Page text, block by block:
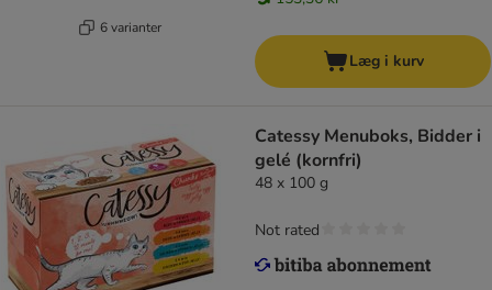
6 varianter
Læg i kurv
Catessy Menuboks, Bidder i
gelé (kornfri)
48 x 100 g
Not rated